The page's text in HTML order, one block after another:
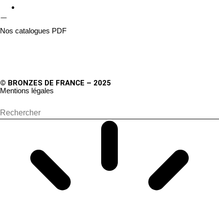
Nos catalogues PDF
© BRONZES DE FRANCE – 2025
Mentions légales